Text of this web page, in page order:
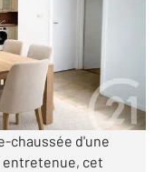
avec terrasse et
chaussée d'une
cet